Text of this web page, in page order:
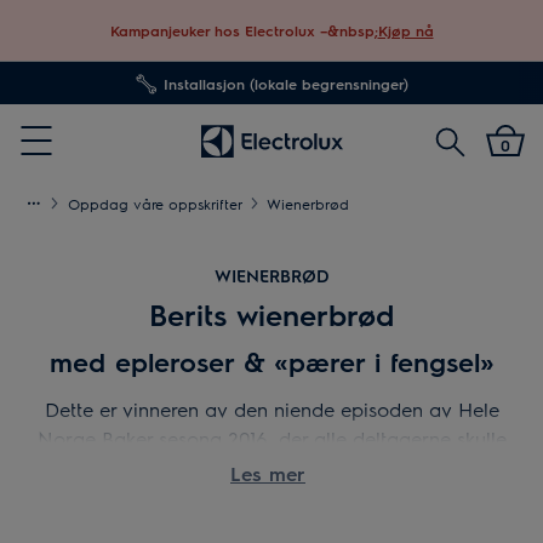
Kampanjeuker hos Electrolux –&nbsp;Kjøp nå
Installasjon (lokale begrensninger)
Menu
Søk 0
Oppdag våre oppskrifter Wienerbrød
WIENERBRØD
Berits wienerbrød
med epleroser & «pærer i fengsel»
Dette er vinneren av den niende episoden av Hele
Norge Baker sesong 2016, der alle deltagerne skulle
bake wienerbrød.
Les mer